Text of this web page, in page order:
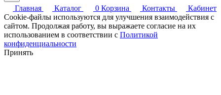
Главная Каталог 0 Корзина Контакты
Кабинет
Cookie-файлы используются для улучшения взаимодействия с
сайтом. Продолжая работу, вы выражаете согласие на их
использованием в соответствии с Политикой
конфиденциальности
Принять